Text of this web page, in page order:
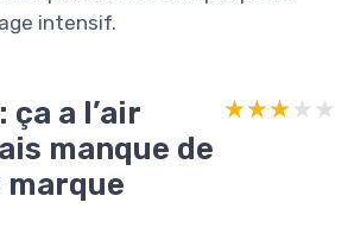
intensif.
a l’air
manque de
marque
★★★★★
★★★★★